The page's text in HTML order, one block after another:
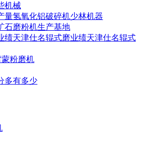
机械
量氢氧化铝破碎机少林机器
石磨粉机生产基地
绩天津仕名辊式磨业绩天津仕名辊式
蒙粉磨机
多有多少